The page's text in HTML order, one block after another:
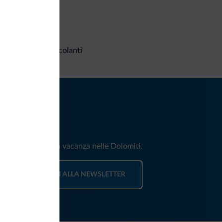
Richieste non vincolanti
news per la tua vacanza nelle Dolomiti.
ISCRIVITI ALLA NEWSLETTER